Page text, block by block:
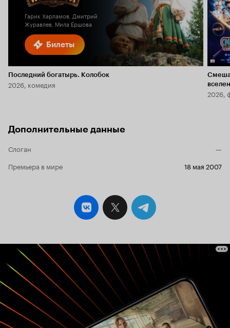
Билеты
Гарик Харламов, Дмитрий
Журавлев, Мила Ершова
Последний богатырь. Колобок
2026, комедия
2026,
Дополнительные данные
Слоган
—
Премьера в мире
18 мая 2007